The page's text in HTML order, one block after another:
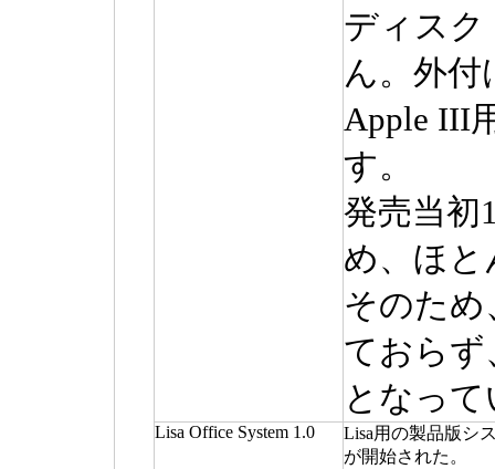
ディスク
ん。外付
Apple III
す。
発売当初
め、ほと
そのた
ておら
となっ
Lisa Office System 1.0
Lisa用の製品版シ
が開始された。